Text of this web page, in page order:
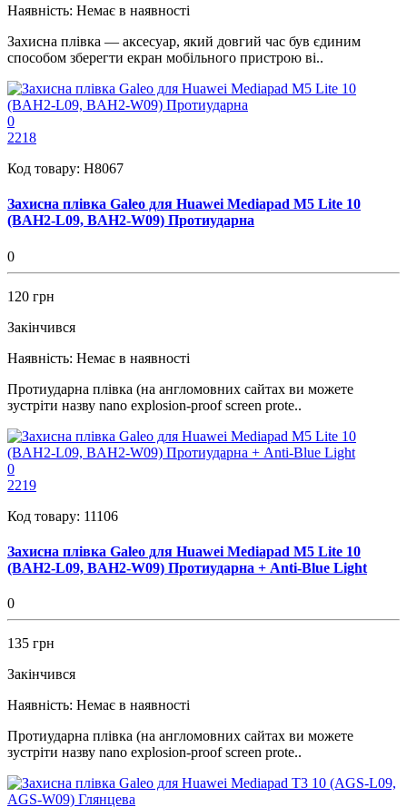
Наявність: Немає в наявності
Захисна плівка — аксесуар, який довгий час був єдиним
способом зберегти екран мобільного пристрою ві..
0
2218
Код товару: H8067
Захисна плівка Galeo для Huawei Mediapad M5 Lite 10
(BAH2-L09, BAH2-W09) Протиударна
0
120 грн
Закінчився
Наявність: Немає в наявності
Протиударна плівка (на англомовних сайтах ви можете
зустріти назву nano explosion-proof screen prote..
0
2219
Код товару: 11106
Захисна плівка Galeo для Huawei Mediapad M5 Lite 10
(BAH2-L09, BAH2-W09) Протиударна + Anti-Blue Light
0
135 грн
Закінчився
Наявність: Немає в наявності
Протиударна плівка (на англомовних сайтах ви можете
зустріти назву nano explosion-proof screen prote..